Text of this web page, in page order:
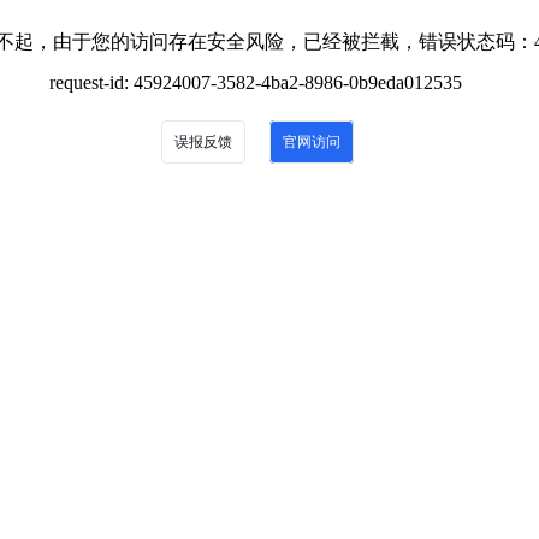
起，由于您的访问存在安全风险，已经被拦截，错误状态码：
request-id: 45924007-3582-4ba2-8986-0b9eda012535
误报反馈 官网访问